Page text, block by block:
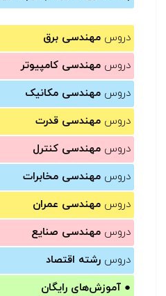
دروس مهندسی برق
دروس مهندسی کامپیوتر
دروس مهندسی مکانیک
دروس مهندسی قدرت
دروس مهندسی کنترل
دروس مهندسی مخابرات
دروس مهندسی عمران
دروس مهندسی صنایع
دروس رشته اقتصاد
● آموزش‌های رایگان